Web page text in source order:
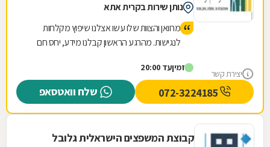
יצירת קשר
נותן שירות בקרית אתא
מרוואן והצוות שלו עשו אצלנו שיפוץ מקלחות
לנגישות. מהרגע הראשון קבלנו מידע, יחס חם
צפוף. העבודה נהדרת, במחיר הוגן, סיום לפני
הזמן שהוסכם עליו במאמץ אדיר להספיק ללוז
הצפוף והכל מכל הלב. ממליצה בחום, ללא ספק
נזמין אותו לעבודות נוספות בעת הצורך.
זמיןעד 20:00
שלח וואטסאפ
קבוצת המשפצים הישראלית גלובל